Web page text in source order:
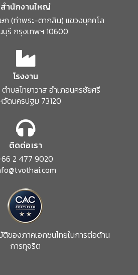
สำนักงานใหญ่
ษก(ท่าพระ-ตากสิน) แขวงบุคคโล
บุรี กรุงเทพฯ 10600
โรงงาน
ำบลไทยาวาส อำเภอนครชัยศรี
วัดนครปฐม 73120
ติดต่อเรา
2 477 9020
ของภาคเอกชนไทยในการต่อต้าน
การทุจริต